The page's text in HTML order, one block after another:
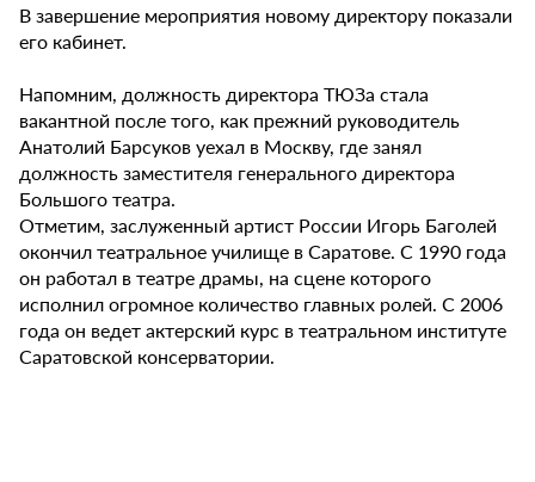
В завершение мероприятия новому директору показали
его кабинет.
Напомним, должность директора ТЮЗа стала
вакантной после того, как прежний руководитель
Анатолий Барсуков уехал в Москву, где занял
должность заместителя генерального директора
Большого театра.
Отметим, заслуженный артист России Игорь Баголей
окончил театральное училище в Саратове. С 1990 года
он работал в театре драмы, на сцене которого
исполнил огромное количество главных ролей. С 2006
года он ведет актерский курс в театральном институте
Саратовской консерватории.